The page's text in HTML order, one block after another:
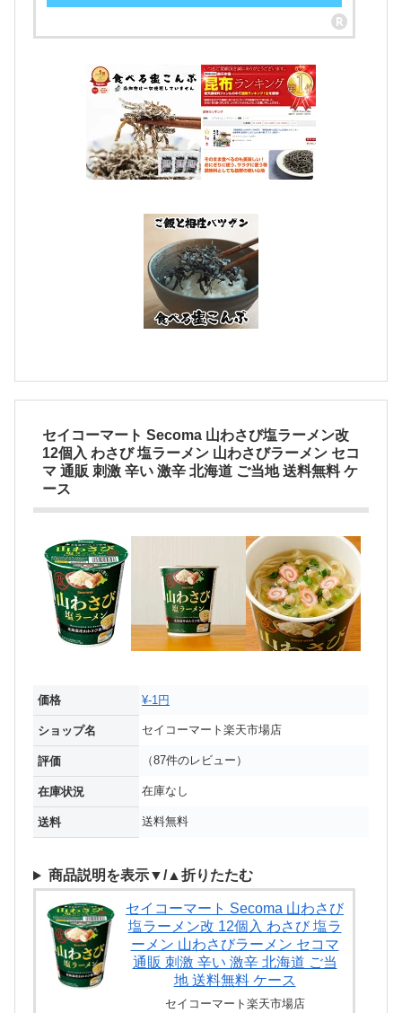
セイコーマート Secoma 山わさび塩ラーメン改
12個入 わさび 塩ラーメン 山わさびラーメン セコ
マ 通販 刺激 辛い 激辛 北海道 ご当地 送料無料 ケ
ース
価格 ¥-1円
ショップ名 セイコーマート楽天市場店
評価 （87件のレビュー）
在庫状況 在庫なし
送料 送料無料
商品説明を表示▼/▲折りたたむ
セイコーマート Secoma 山わさび
塩ラーメン改 12個入 わさび 塩ラ
ーメン 山わさびラーメン セコマ
通販 刺激 辛い 激辛 北海道 ご当
地 送料無料 ケース
セイコーマート楽天市場店